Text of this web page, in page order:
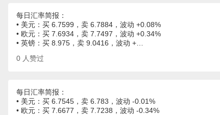
每日汇率简报：
• 美元：买 6.7599，卖 6.7884，波动 +0.08%
• 欧元：买 7.6934，卖 7.7497，波动 +0.34%
• 英镑：买 8.975，卖 9.0416，波动 +…
0 人赞过
每日汇率简报：
• 美元：买 6.7545，卖 6.783，波动 -0.01%
• 欧元：买 7.6677，卖 7.7238，波动 -0.34%